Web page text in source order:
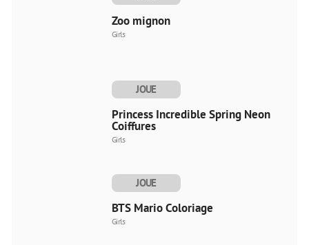
Zoo mignon
Girls
JOUE
Princess Incredible Spring Neon
Coiffures
Girls
JOUE
BTS Mario Coloriage
Girls